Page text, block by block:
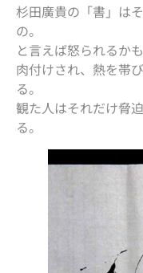
杉田廣貴の「書」は
の。
と言えば怒られるか
肉付けされ、熱を帯
る。
観た人はそれだけ脅
る。